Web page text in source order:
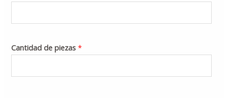
Cantidad de piezas*